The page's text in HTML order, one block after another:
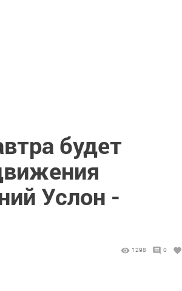
будет
Услон -
1298 0